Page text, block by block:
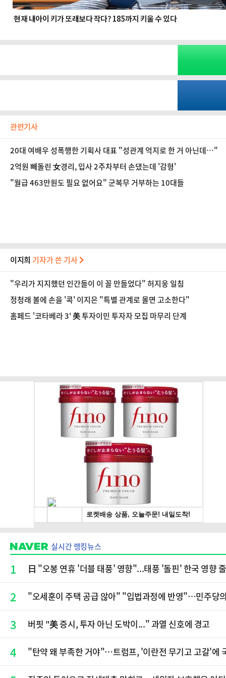
관련기사
20대 여배우 성폭행한 기획사 대표 "성관계 억지로 한 거 아닌데…"
2억원 빼돌린 女경리, 입사 2주차부터 손댔는데 '감형'
"월급 463만원도 필요 없어요" 군복무 거부하는 10대들
이지희 기자가 쓴 기사
"우리가 지지했던 인간들이 이 꼴 만들었다" 허지웅 일침
정청래 볼에 손을 '콕' 이지은 "특별 관계로 몰면 고소한다"
홈페드 '코타베라 3' 美 투자이민 투자자 모집 마무리 단계
실시간 랭킹뉴스
1 日 "오봉 연휴 '더블 태풍' 영향"...태풍 '돌핀' 한국 영향
2 "오세훈이 주택 공급 않아" "입법과정에 반영"…민주당
3 버핏 "美 증시, 투자 아닌 도박이..." 과열 신호에 경고
4 "탄약 왜 부족한 거야"…트럼프, '이란전 무기고 고갈'에